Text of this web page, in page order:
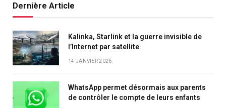
Dernière Article
Kalinka, Starlink et la guerre invisible de
l’Internet par satellite
14 JANVIER 2026
WhatsApp permet désormais aux parents
de contrôler le compte de leurs enfants